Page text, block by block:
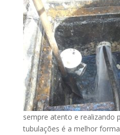
sempre atento e realizando
tubulações é a melhor